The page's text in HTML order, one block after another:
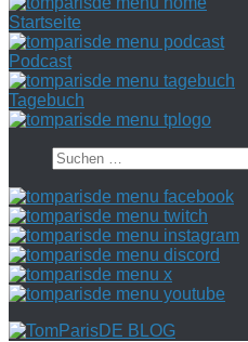
Startseite
Podcast
Tagebuch
Suchen
nach: